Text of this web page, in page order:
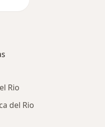
Rio
del Rio